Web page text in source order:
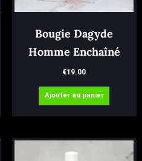
Bougie Dagyde
Homme Enchaîné
€19.00
Ajouter au panier